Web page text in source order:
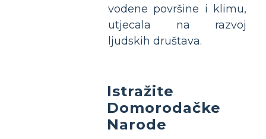
vodene površine i klimu,
utjecala na razvoj
ljudskih društava.
Istražite
Domorodačke
Narode